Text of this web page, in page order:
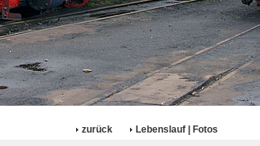
zurück
Lebenslauf | Fotos